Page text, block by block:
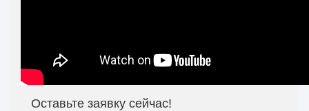
Оставьте заявку сейчас!